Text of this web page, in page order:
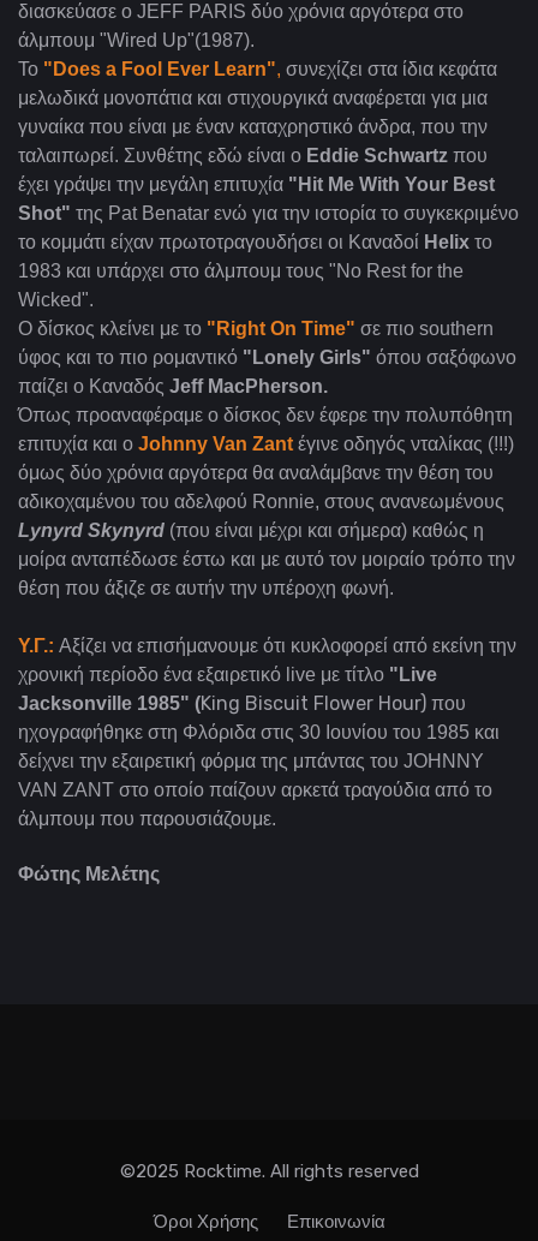
διασκεύασε ο JEFF PARIS δύο χρόνια αργότερα στο
άλμπουμ "Wired Up"(1987).
Το "Does a Fool Ever Learn", συνεχίζει στα ίδια κεφάτα
μελωδικά μονοπάτια και στιχουργικά αναφέρεται για μια
γυναίκα που είναι με έναν καταχρηστικό άνδρα, που την
ταλαιπωρεί. Συνθέτης εδώ είναι ο Eddie Schwartz που
έχει γράψει την μεγάλη επιτυχία "Hit Me With Your Best
Shot" της Pat Benatar ενώ για την ιστορία το συγκεκριμένο
το κομμάτι είχαν πρωτοτραγουδήσει οι Καναδοί Helix το
1983 και υπάρχει στο άλμπουμ τους "No Rest for the
Wicked".
Ο δίσκος κλείνει με το "Right On Time" σε πιο southern
ύφος και το πιο ρομαντικό "Lonely Girls" όπου σαξόφωνο
παίζει ο Καναδός Jeff MacPherson.
Όπως προαναφέραμε ο δίσκος δεν έφερε την πολυπόθητη
επιτυχία και ο Johnny Van Zant έγινε οδηγός νταλίκας (!!!)
όμως δύο χρόνια αργότερα θα αναλάμβανε την θέση του
αδικοχαμένου του αδελφού Ronnie, στους ανανεωμένους
Lynyrd Skynyrd (που είναι μέχρι και σήμερα) καθώς η
μοίρα ανταπέδωσε έστω και με αυτό τον μοιραίο τρόπο την
θέση που άξιζε σε αυτήν την υπέροχη φωνή.
Υ.Γ.: Αξίζει να επισήμανουμε ότι κυκλοφορεί από εκείνη την
χρονική περίοδο ένα εξαιρετικό live με τίτλο "Live
Jacksonville 1985" (King Biscuit Flower Hour) που
ηχογραφήθηκε στη Φλόριδα στις 30 Ιουνίου του 1985 και
δείχνει την εξαιρετική φόρμα της μπάντας του JOHNNY
VAN ZANT στο οποίο παίζουν αρκετά τραγούδια από το
άλμπουμ που παρουσιάζουμε.
Φώτης Μελέτης
©2025 Rocktime. All rights reserved
Όροι Χρήσης Επικοινωνία